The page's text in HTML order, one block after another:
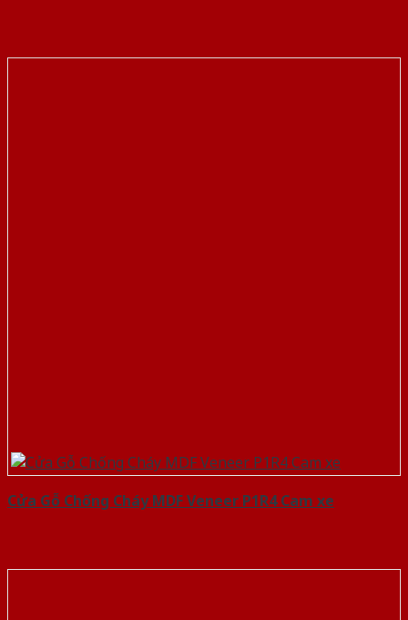
Cửa Gỗ Chống Cháy MDF Veneer P1R4 Cam xe